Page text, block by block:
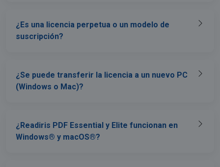
¿Es una licencia perpetua o un modelo de
suscripción?
¿Se puede transferir la licencia a un nuevo PC
(Windows o Mac)?
¿Readiris PDF Essential y Elite funcionan en
Windows® y macOS®?